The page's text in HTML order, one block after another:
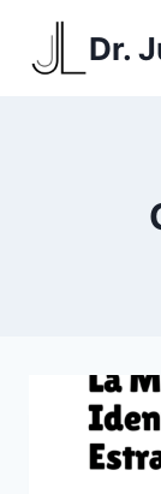
Saltar
Dr.